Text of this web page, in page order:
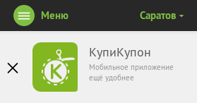
КупиКупон
Мобильное приложение
ещё удобнее
Меню Саратов